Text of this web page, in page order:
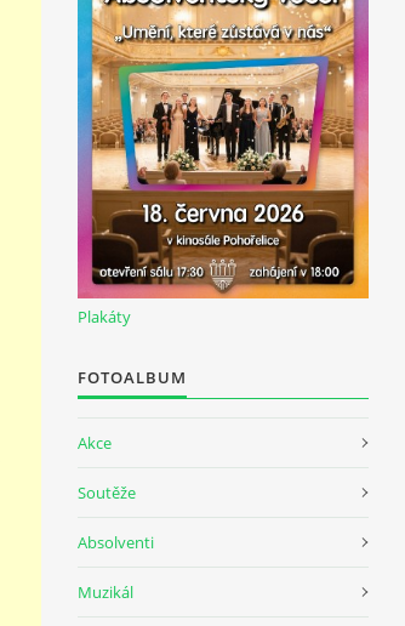
Plakáty
FOTOALBUM
Akce
Soutěže
Absolventi
Muzikál